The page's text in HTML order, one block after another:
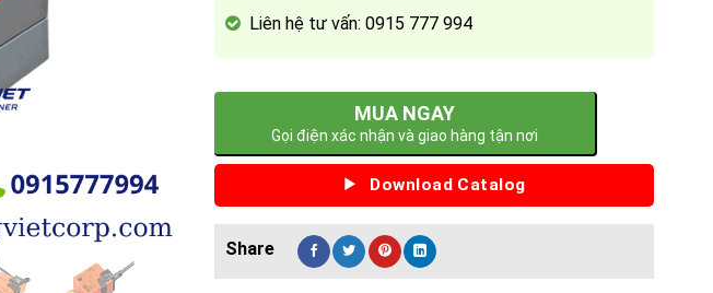
Liên hệ tư vấn: 0915 777 994
MUA NGAY
Gọi điện xác nhận và giao hàng tận nơi
Download Catalog